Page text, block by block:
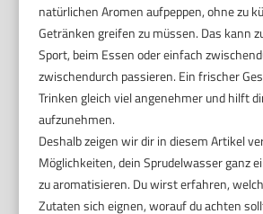
natürlichen Aromen aufpeppen, ohne zu
Getränken greifen zu müssen. Das kann
Sport, beim Essen oder einfach
zwischendurch passieren. Ein frischer
Trinken gleich viel angenehmer und hilft
aufzunehmen.
Deshalb zeigen wir dir in diesem Artikel
Möglichkeiten, dein Sprudelwasser ganz
zu aromatisieren. Du wirst erfahren,
Zutaten sich eignen, worauf du achten